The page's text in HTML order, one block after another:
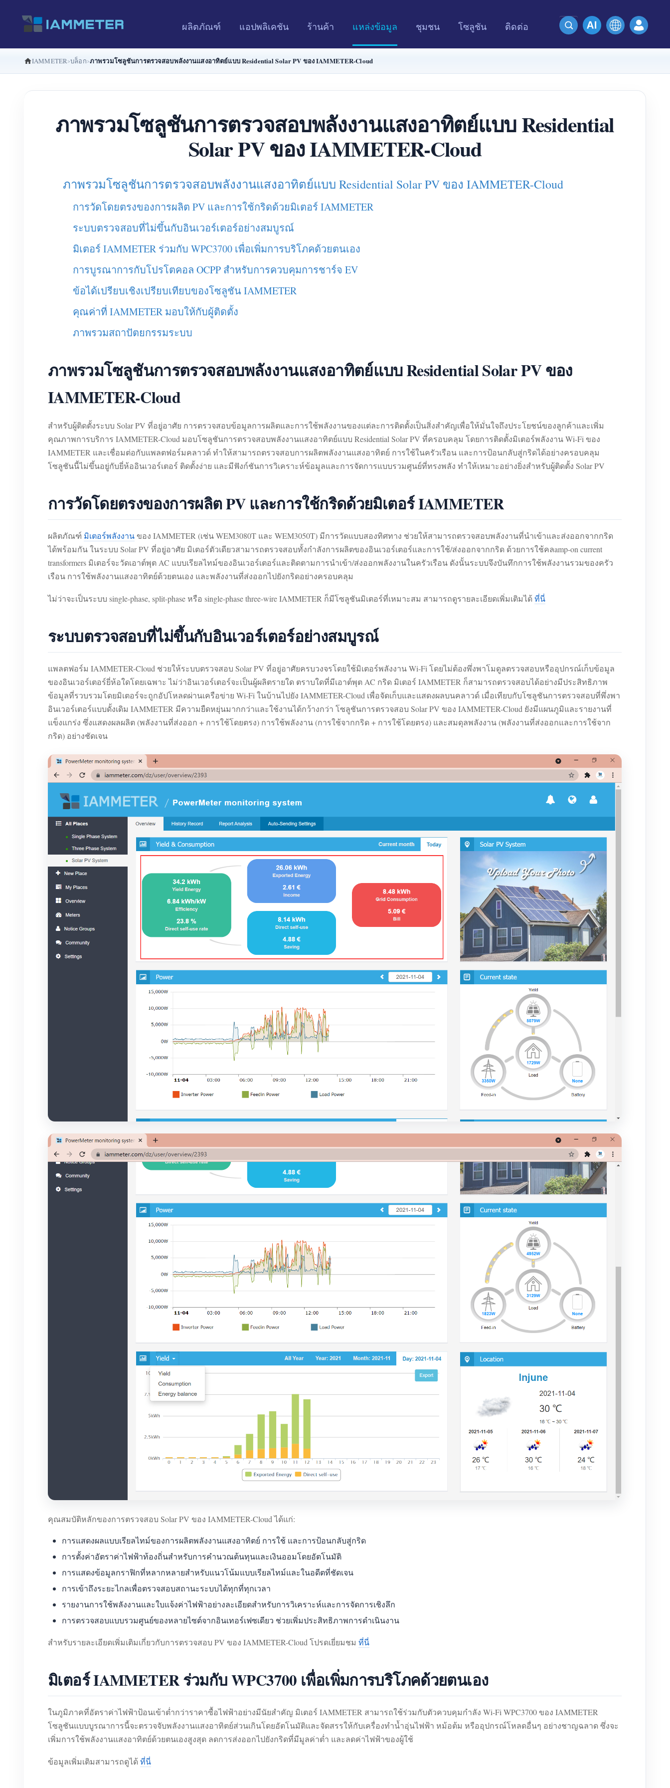
ผลิตภัณฑ์ แอปพลิเคชัน ร้านค้า แหล่งข้อมูล ชุมชน โซลูชัน ติดต่อ
IAMMETER บล็อก ภาพรวมโซลูชันการตรวจสอบพลังงานแสงอาทิตย์แบบ Residential Solar PV ของ IAMMETER-Cloud
ภาพรวมโซลูชันการตรวจสอบพลังงานแสงอาทิตย์แบบ Residential
Solar PV ของ IAMMETER-Cloud
ภาพรวมโซลูชันการตรวจสอบพลังงานแสงอาทิตย์แบบ Residential Solar PV ของ IAMMETER-Cloud
การวัดโดยตรงของการผลิต PV และการใช้กริดด้วยมิเตอร์ IAMMETER
ระบบตรวจสอบที่ไม่ขึ้นกับอินเวอร์เตอร์อย่างสมบูรณ์
มิเตอร์ IAMMETER ร่วมกับ WPC3700 เพื่อเพิ่มการบริโภคด้วยตนเอง
การบูรณาการกับโปรโตคอล OCPP สำหรับการควบคุมการชาร์จ EV
ข้อได้เปรียบเชิงเปรียบเทียบของโซลูชัน IAMMETER
คุณค่าที่ IAMMETER มอบให้กับผู้ติดตั้ง
ภาพรวมสถาปัตยกรรมระบบ
ภาพรวมโซลูชันการตรวจสอบพลังงานแสงอาทิตย์แบบ Residential Solar PV ของ
IAMMETER-Cloud
สำหรับผู้ติดตั้งระบบ Solar PV ที่อยู่อาศัย การตรวจสอบข้อมูลการผลิตและการใช้พลังงานของแต่ละการติดตั้งเป็นสิ่งสำคัญเพื่อให้มั่นใจถึงประโยชน์ของลูกค้าและเพิ่ม
คุณภาพการบริการ IAMMETER-Cloud มอบโซลูชันการตรวจสอบพลังงานแสงอาทิตย์แบบ Residential Solar PV ที่ครอบคลุม โดยการติดตั้งมิเตอร์พลังงาน Wi-Fi ของ
IAMMETER และเชื่อมต่อกับแพลตฟอร์มคลาวด์ ทำให้สามารถตรวจสอบการผลิตพลังงานแสงอาทิตย์ การใช้ในครัวเรือน และการป้อนกลับสู่กริดได้อย่างครอบคลุม
โซลูชันนี้ไม่ขึ้นอยู่กับยี่ห้ออินเวอร์เตอร์ ติดตั้งง่าย และมีฟังก์ชันการวิเคราะห์ข้อมูลและการจัดการแบบรวมศูนย์ที่ทรงพลัง ทำให้เหมาะอย่างยิ่งสำหรับผู้ติดตั้ง Solar PV
การวัดโดยตรงของการผลิต PV และการใช้กริดด้วยมิเตอร์ IAMMETER
ผลิตภัณฑ์ มิเตอร์พลังงานของ IAMMETER (เช่น WEM3080T และ WEM3050T) มีการวัดแบบสองทิศทาง ช่วยให้สามารถตรวจสอบพลังงานที่นำเข้าและส่งออกจากกริด
ได้พร้อมกัน ในระบบ Solar PV ที่อยู่อาศัย มิเตอร์ตัวเดียวสามารถตรวจสอบทั้งกำลังการผลิตของอินเวอร์เตอร์และการใช้/ส่งออกจากกริด ด้วยการใช้คลamp-on current
transformers มิเตอร์จะวัดเอาต์พุต AC แบบเรียลไทม์ของอินเวอร์เตอร์และติดตามการนำเข้า/ส่งออกพลังงานในครัวเรือน ดังนั้นระบบจึงบันทึกการใช้พลังงานรวมของครัว
เรือน การใช้พลังงานแสงอาทิตย์ด้วยตนเอง และพลังงานที่ส่งออกไปยังกริดอย่างครอบคลุม
ไม่ว่าจะเป็นระบบ single-phase, split-phase หรือ single-phase three-wire IAMMETER ก็มีโซลูชันมิเตอร์ที่เหมาะสม สามารถดูรายละเอียดเพิ่มเติมได้ ที่นี่
ระบบตรวจสอบที่ไม่ขึ้นกับอินเวอร์เตอร์อย่างสมบูรณ์
แพลตฟอร์ม IAMMETER-Cloud ช่วยให้ระบบตรวจสอบ Solar PV ที่อยู่อาศัยครบวงจรโดยใช้มิเตอร์พลังงาน Wi-Fi โดยไม่ต้องพึ่งพาโมดูลตรวจสอบหรืออุปกรณ์เก็บข้อมูล
ของอินเวอร์เตอร์ยี่ห้อใดโดยเฉพาะ ไม่ว่าอินเวอร์เตอร์จะเป็นผู้ผลิตรายใด ตราบใดที่มีเอาต์พุต AC กริด มิเตอร์ IAMMETER ก็สามารถตรวจสอบได้อย่างมีประสิทธิภาพ
ข้อมูลที่รวบรวมโดยมิเตอร์จะถูกอัปโหลดผ่านเครือข่าย Wi-Fi ในบ้านไปยัง IAMMETER-Cloud เพื่อจัดเก็บและแสดงผลบนคลาวด์ เมื่อเทียบกับโซลูชันการตรวจสอบที่พึ่งพา
อินเวอร์เตอร์แบบดั้งเดิม IAMMETER มีความยืดหยุ่นมากกว่าและใช้งานได้กว้างกว่า โซลูชันการตรวจสอบ Solar PV ของ IAMMETER-Cloud ยังมีแผนภูมิและรายงานที่
แข็งแกร่ง ซึ่งแสดงผลผลิต (พลังงานที่ส่งออก + การใช้โดยตรง) การใช้พลังงาน (การใช้จากกริด + การใช้โดยตรง) และสมดุลพลังงาน (พลังงานที่ส่งออกและการใช้จาก
กริด) อย่างชัดเจน
คุณสมบัติหลักของการตรวจสอบ Solar PV ของ IAMMETER-Cloud ได้แก่:
การแสดงผลแบบเรียลไทม์ของการผลิตพลังงานแสงอาทิตย์ การใช้ และการป้อนกลับสู่กริด
การตั้งค่าอัตราค่าไฟฟ้าท้องถิ่นสำหรับการคำนวณต้นทุนและเงินออมโดยอัตโนมัติ
การแสดงข้อมูลกราฟิกที่หลากหลายสำหรับแนวโน้มแบบเรียลไทม์และในอดีตที่ชัดเจน
การเข้าถึงระยะไกลเพื่อตรวจสอบสถานะระบบได้ทุกที่ทุกเวลา
รายงานการใช้พลังงานและใบแจ้งค่าไฟฟ้าอย่างละเอียดสำหรับการวิเคราะห์และการจัดการเชิงลึก
การตรวจสอบแบบรวมศูนย์ของหลายไซต์จากอินเทอร์เฟซเดียว ช่วยเพิ่มประสิทธิภาพการดำเนินงาน
สำหรับรายละเอียดเพิ่มเติมเกี่ยวกับการตรวจสอบ PV ของ IAMMETER-Cloud โปรดเยี่ยมชม ที่นี่
มิเตอร์ IAMMETER ร่วมกับ WPC3700 เพื่อเพิ่มการบริโภคด้วยตนเอง
ในภูมิภาคที่อัตราค่าไฟฟ้าป้อนเข้าต่ำกว่าราคาซื้อไฟฟ้าอย่างมีนัยสำคัญ มิเตอร์ IAMMETER สามารถใช้ร่วมกับตัวควบคุมกำลัง Wi-Fi WPC3700 ของ IAMMETER
โซลูชันแบบบูรณาการนี้จะตรวจจับพลังงานแสงอาทิตย์ส่วนเกินโดยอัตโนมัติและจัดสรรให้กับเครื่องทำน้ำอุ่นไฟฟ้า หม้อต้ม หรืออุปกรณ์โหลดอื่นๆ อย่างชาญฉลาด ซึ่งจะ
เพิ่มการใช้พลังงานแสงอาทิตย์ด้วยตนเองสูงสุด ลดการส่งออกไปยังกริดที่มีมูลค่าต่ำ และลดค่าไฟฟ้าของผู้ใช้
ข้อมูลเพิ่มเติมสามารถดูได้ ที่นี่